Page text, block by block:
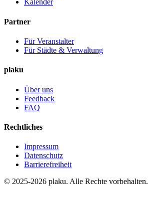
Kalender
Partner
Für Veranstalter
Für Städte & Verwaltung
plaku
Über uns
Feedback
FAQ
Rechtliches
Impressum
Datenschutz
Barrierefreiheit
© 2025-2026 plaku. Alle Rechte vorbehalten.